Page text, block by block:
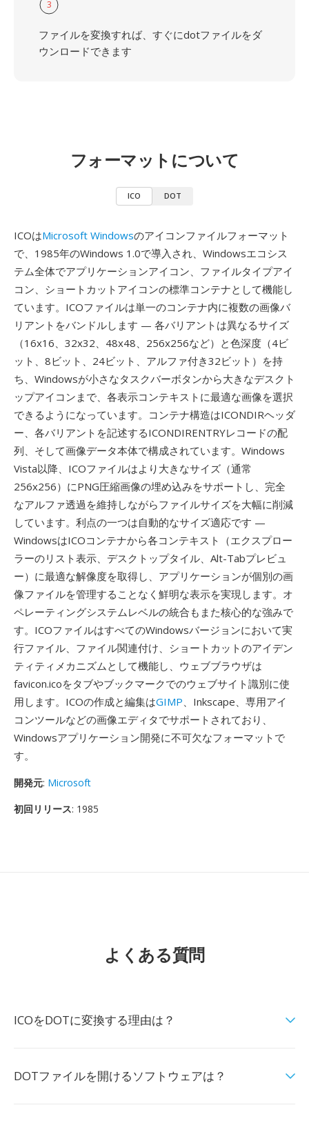
3
ファイルを変換すれば、すぐにdotファイルをダ
ウンロードできます
フォーマットについて
ICO DOT
ICOはMicrosoft Windowsのアイコンファイルフォーマット
で、1985年のWindows 1.0で導入され、Windowsエコシス
テム全体でアプリケーションアイコン、ファイルタイプアイ
コン、ショートカットアイコンの標準コンテナとして機能し
ています。ICOファイルは単一のコンテナ内に複数の画像バ
リアントをバンドルします — 各バリアントは異なるサイズ
（16x16、32x32、48x48、256x256など）と色深度（4ビ
ット、8ビット、24ビット、アルファ付き32ビット）を持
ち、Windowsが小さなタスクバーボタンから大きなデスクト
ップアイコンまで、各表示コンテキストに最適な画像を選択
できるようになっています。コンテナ構造はICONDIRヘッダ
ー、各バリアントを記述するICONDIRENTRYレコードの配
列、そして画像データ本体で構成されています。Windows
Vista以降、ICOファイルはより大きなサイズ（通常
256x256）にPNG圧縮画像の埋め込みをサポートし、完全
なアルファ透過を維持しながらファイルサイズを大幅に削減
しています。利点の一つは自動的なサイズ適応です —
WindowsはICOコンテナから各コンテキスト（エクスプロー
ラーのリスト表示、デスクトップタイル、Alt-Tabプレビュ
ー）に最適な解像度を取得し、アプリケーションが個別の画
像ファイルを管理することなく鮮明な表示を実現します。オ
ペレーティングシステムレベルの統合もまた核心的な強みで
す。ICOファイルはすべてのWindowsバージョンにおいて実
行ファイル、ファイル関連付け、ショートカットのアイデン
ティティメカニズムとして機能し、ウェブブラウザは
favicon.icoをタブやブックマークでのウェブサイト識別に使
用します。ICOの作成と編集はGIMP、Inkscape、専用アイ
コンツールなどの画像エディタでサポートされており、
Windowsアプリケーション開発に不可欠なフォーマットで
す。
開発元: Microsoft
初回リリース: 1985
よくある質問
ICOをDOTに変換する理由は？
DOTファイルを開けるソフトウェアは？